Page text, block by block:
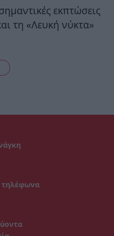
εκπτώσεις
τη «Λευκή νύκτα»
τηλέφωνα